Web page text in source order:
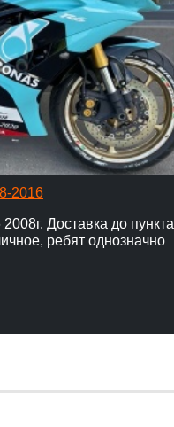
2016
Доставка до пункта
ребят однозначно